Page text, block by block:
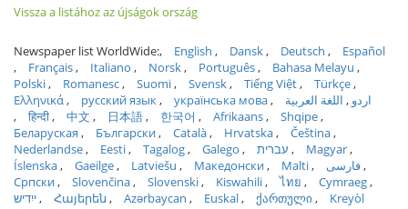
Vissza a listához az újságok ország
Newspaper list WorldWide: English Dansk Deutsch
Español
Français
Italiano Norsk Português
Bahasa Melayu
Polski
Romanesc Suomi Svensk Tiếng Việt
Türkçe
Ελληνικά
русский язык українська мова اردو
اللغة العربية
हिन्दी
中文 日本語 한국어 Afrikaans
Shqipe
Беларуская
Български Català Hrvatska
Čeština
Nederlandse
Eesti Tagalog Galego עברית
Magyar
Íslenska
Gaeilge Latviešu Македонски Malti
فارسی
Српски
Slovenčina Slovenski Kiswahili ไทย
Cymraeg
ייִדיש
Հայերեն Azərbaycan Euskal ქართული
Kreyòl